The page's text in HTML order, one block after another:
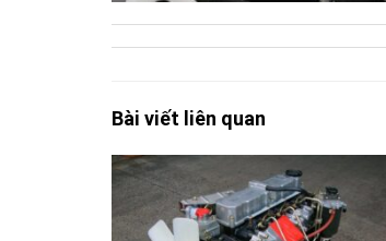
Bài viết liên quan